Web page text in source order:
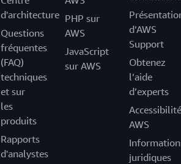
d'architecture
Questions
fréquentes
(FAQ)
techniques
et sur
les
produits
Rapports
d'analystes
PHP sur
AWS
JavaScript
sur AWS
d’AWS
Support
Obtenez
l’aide
d’experts
Accessibilité
AWS
juridiques